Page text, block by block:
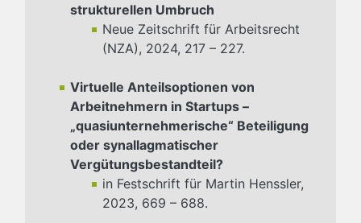
strukturellen Umbruch
Neue Zeitschrift für Arbeitsrecht
(NZA), 2024, 217 – 227.
Virtuelle Anteilsoptionen von
Arbeitnehmern in Startups –
„quasiunternehmerische“ Beteiligung
oder synallagmatischer
Vergütungsbestandteil?
in Festschrift für Martin Henssler,
2023, 669 – 688.